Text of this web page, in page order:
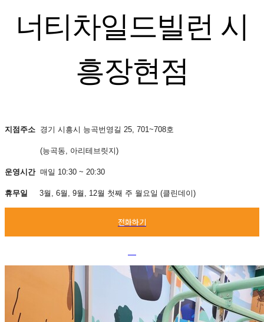
너티차일드빌런 시
흥장현점
지점주소 경기 시흥시 능곡번영길 25, 701~708호
(능곡동, 아리테브릿지)
운영시간매일 10:30 ~ 20:30
휴무일 3월, 6월, 9월, 12월 첫째 주 월요일 (클린데이)
전화하기